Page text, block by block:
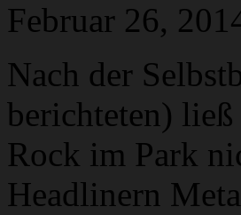
Februar 26,
Nach der
berichteten)
Rock im Park
Headlinern